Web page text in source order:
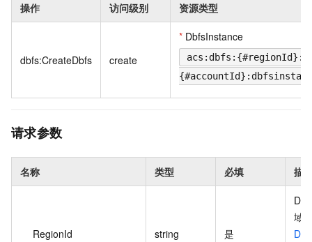
操作 访问级别 资源类型
dbfs:CreateDbfs create
* DbfsInstance
acs:dbfs:{#regionId}:
请求参数
名称 类型 必填 描
RegionId string 是
域